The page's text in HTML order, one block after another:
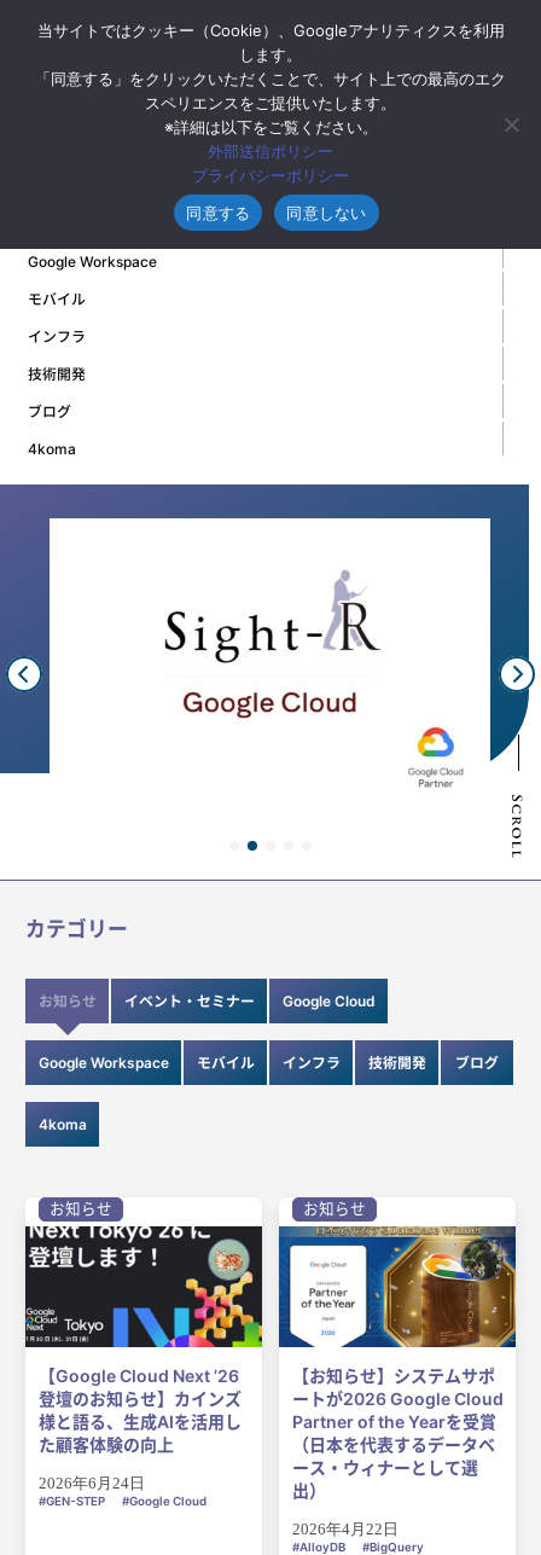
Google Workspace
モバイル
インフラ
技術開発
ブログ
4koma
カテゴリー
お知らせ イベント・セミナー Google Cloud
Google Workspace モバイル インフラ 技術開発 ブログ
4koma
お知らせ
2026年6月24日
【Google Cloud Next ’26
登壇のお知らせ】カインズ
様と語る、生成AIを活用し
た顧客体験の向上
GEN-STEP Google Cloud
お知らせ
2026年4月22日
【お知らせ】システムサポ
ートが2026 Google Cloud
Partner of the Yearを受賞
（日本を代表するデータベ
ース・ウィナーとして選
出）
AlloyDB
BigQuery
当サイトではクッキー（Cookie）、Googleアナリティクスを利用
します。
「同意する」をクリックいただくことで、サイト上での最高のエク
スペリエンスをご提供いたします。
※詳細は以下をご覧ください。
外部送信ポリシー
プライバシーポリシー
同意する
同意しない